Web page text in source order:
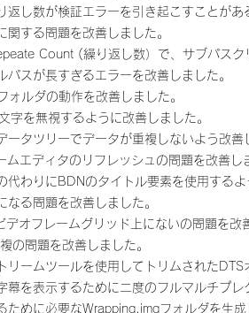
返し数が検証エラーを引き起こすことが
する問題を改善しました。
Count (繰り返し数）で、サブパス
パスが長すぎるエラーを改善しました。
ォルダの動作を改善しました。
字を無視するように改善しました。
ータツリーでデータが重複しないよう改善
ムエディタのリフレッシュの問題を改善し
代わりにBDNのタイトル要素を使用するよ
る問題を改善しました。
オフレームグリッド上にないの問題を改
の問題を改善しました。
リームツールを使用してトリムされた
幕を表示するために二度のフルマルチプレ
ために必要なWrapping.imgフォルダを生